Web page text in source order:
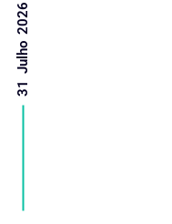
31 Julho 2026